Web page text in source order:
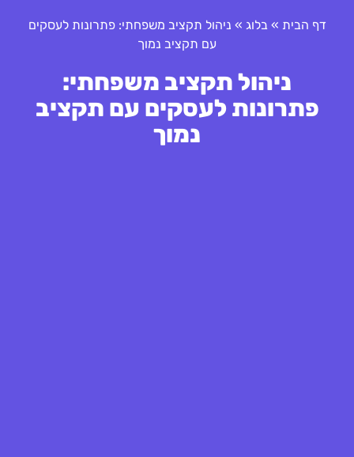
דף הבית »בלוג » ניהול תקציב משפחתי: פתרונות לעסקים
עם תקציב נמוך
ניהול תקציב משפחתי:
פתרונות לעסקים עם תקציב
נמוך